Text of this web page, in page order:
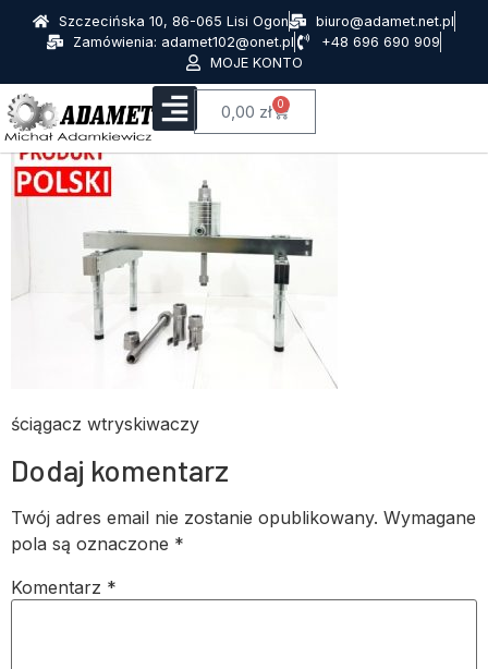
Szczecińska 10, 86-065 Lisi Ogon
biuro@adamet.net.pl
Zamówienia: adamet102@onet.pl
+48 696 690 909
MOJE KONTO
0,00 zł 0
ściągacz wtryskiwaczy
Dodaj komentarz
Twój adres email nie zostanie opublikowany. Wymagane
pola są oznaczone *
Komentarz *